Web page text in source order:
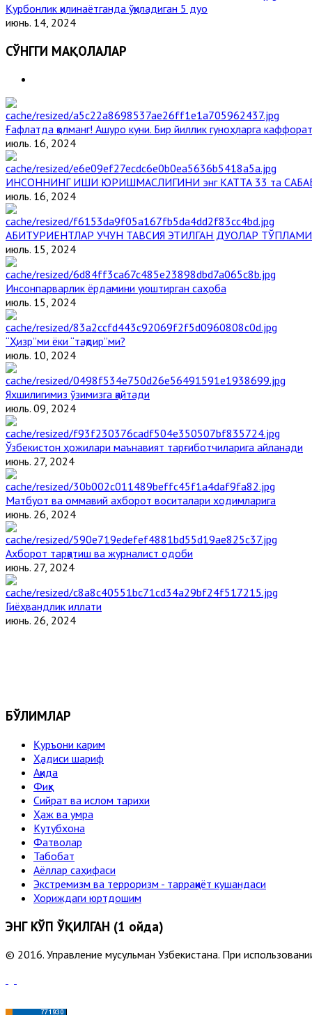
Қурбонлик қилинаётганда ўқиладиган 5 дуо
июнь. 14, 2024
СЎНГГИ МАҚОЛАЛАР
Ғафлатда қолманг! Ашуро куни. Бир йиллик гуноҳларга
июль. 16, 2024
ИНСОННИНГ ИШИ ЮРИШМАСЛИГИНИ энг КАТТА 33 та
июль. 16, 2024
АБИТУРИЕНТЛАР УЧУН ТАВСИЯ ЭТИЛГАН ДУОЛАР ТЎПЛАМИ
июль. 15, 2024
Инсонпарварлик ёрдамини уюштирган саҳоба
июль. 15, 2024
“Ҳизр”ми ёки “тақдир”ми?
июль. 10, 2024
Яхшилигимиз ўзимизга қайтади
июль. 09, 2024
Ўзбекистон ҳожилари маънавият тарғиботчиларига айланади
июнь. 27, 2024
Матбуот ва оммавий ахборот воситалари ходимларига
июнь. 26, 2024
Ахборот тарқатиш ва журналист одоби
июнь. 27, 2024
Гиёҳвандлик иллати
июнь. 26, 2024
БЎЛИМЛАР
Қуръони карим
Ҳадиси шариф
Ақида
Фиқҳ
Сийрат ва ислом тарихи
Ҳаж ва умра
Кутубхона
Фатволар
Табобат
Аёллар саҳифаси
Экстремизм ва терроризм - тарраққиёт кушандаси
Хориждаги юртдошим
ЭНГ КЎП ЎҚИЛГАН (1 ойда)
© 2016. Управление мусульман Узбекистана. При